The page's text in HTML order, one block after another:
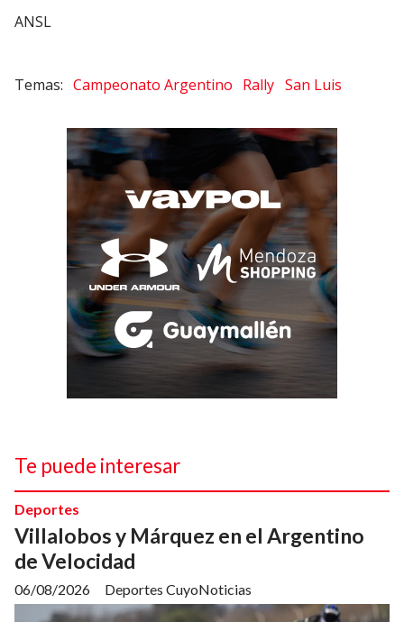
ANSL
Campeonato Argentino Rally San Luis
Te puede interesar
Villalobos y Márquez en el Argentino
de Velocidad
Deportes CuyoNoticias
Deportes
06/08/2026